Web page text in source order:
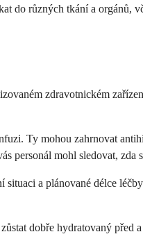
do různých tkání a orgánů,
zdravotnickém
Ty mohou zahrnovat
personál mohl sledovat, zda
a plánované délce
dobře hydratovaný